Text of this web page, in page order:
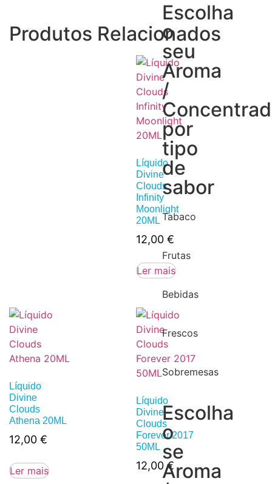
Escolha
o
seu
Aroma
/
por
tipo
de
sabor
Tabaco
Frutas
Bebidas
Frescos
Sobremesas
Escolha
o
se
Aroma
Produtos Relacionados
Líquido
Divine
Clouds
Infinity
Moonlight
20ML
12,00 €
Ler mais
Líquido
Divine
Clouds
Athena 20ML
12,00 €
Ler mais
Líquido
Divine
Clouds
Forever 2017
50ML
12,00€